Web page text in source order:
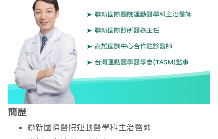
簡歷
聯新國際醫院運動醫學科主治醫師